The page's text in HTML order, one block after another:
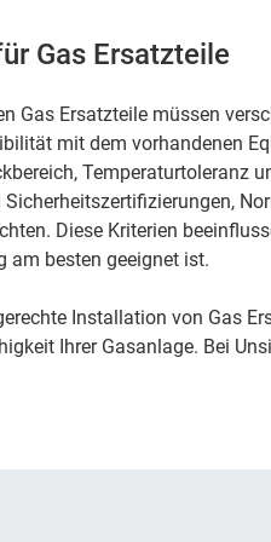
Gas Ersatzteile
Gas Ersatzteile müssen
mit dem vorhandenen
Temperaturtoleranz
Diese Kriterien
am besten geeignet ist.
Installation von Gas
Ihrer Gasanlage. Bei